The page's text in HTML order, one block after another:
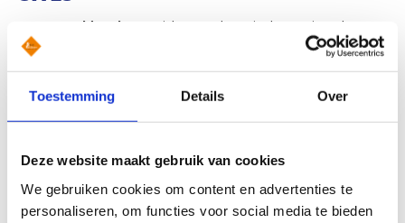
Toestemming Details Over
Deze website maakt gebruik van cookies
We gebruiken cookies om content en advertenties te
personaliseren, om functies voor social media te bieden
Voorgestelde tekst:
Berichten op deze site kunnen ingesloten
inhoud bevatten (bijvoorbeeld video’s, afbeeldingen, berichten,
hetzelfde alsof de bezoeker deze andere site heeft bezocht.
Deze sites kunnen gegevens over je verzamelen, cookies
interactie met deze ingesloten inhoud monitoren, inclusief het
vastleggen van de interactie met ingesloten inhoud als je een
account hebt en ingelogd bent op die site.